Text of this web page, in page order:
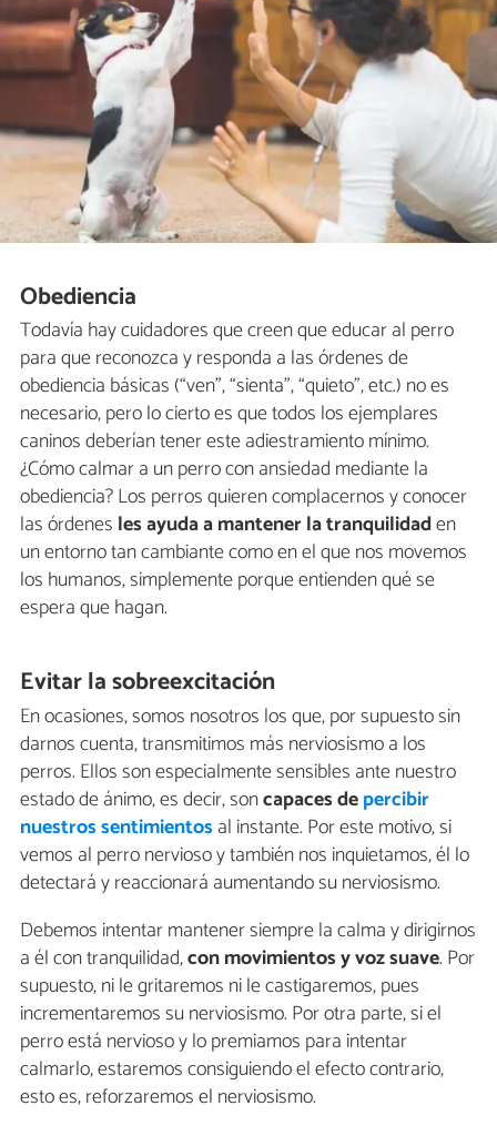
Obediencia
Todavía hay cuidadores que creen que educar al perro
para que reconozca y responda a las órdenes de
obediencia básicas (“ven”, “sienta”, “quieto”, etc.) no es
necesario, pero lo cierto es que todos los ejemplares
caninos deberían tener este adiestramiento mínimo.
¿Cómo calmar a un perro con ansiedad mediante la
obediencia? Los perros quieren complacernos y conocer
las órdenes les ayuda a mantener la tranquilidaden
un entorno tan cambiante como en el que nos movemos
los humanos, simplemente porque entienden qué se
espera que hagan.
Evitar la sobreexcitación
En ocasiones, somos nosotros los que, por supuesto sin
darnos cuenta, transmitimos más nerviosismo a los
perros. Ellos son especialmente sensibles ante nuestro
estado de ánimo, es decir, soncapaces depercibir
nuestros sentimientos al instante. Por este motivo, si
vemos al perro nervioso y también nos inquietamos, él lo
detectará y reaccionará aumentando su nerviosismo.
Debemos intentar mantener siempre la calma y dirigirnos
a él con tranquilidad,con movimientos y voz suave. Por
supuesto, ni le gritaremos ni le castigaremos, pues
incrementaremos su nerviosismo. Por otra parte, si el
perro está nervioso y lo premiamos para intentar
calmarlo, estaremos consiguiendo el efecto contrario,
esto es, reforzaremos el nerviosismo.